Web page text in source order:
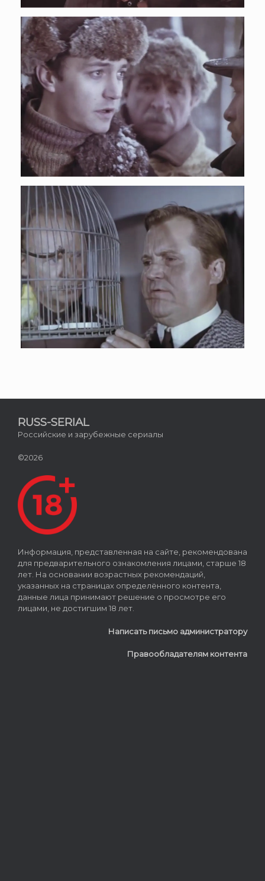
RUSS-SERIAL
Российские и зарубежные сериалы
©2026
Информация, представленная на сайте, рекомендована
для предварительного ознакомления лицами, старше 18
лет. На основании возрастных рекомендаций,
указанных на страницах определённого контента,
данные лица принимают решение о просмотре его
лицами, не достигшим 18 лет.
Написать письмо администратору
Правообладателям контента